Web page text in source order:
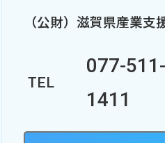
（公財）滋賀県産業
TEL
077-511-
1411